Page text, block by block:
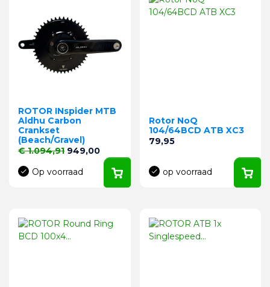
ROTOR INspider MTB
Aldhu Carbon
Crankset
(Beach/Gravel)
Normale prijs
€ 1.094,91 Prijs
949,00
Op voorraad
Rotor NoQ
104/64BCD ATB XC3
Prijs
79,95
op voorraad